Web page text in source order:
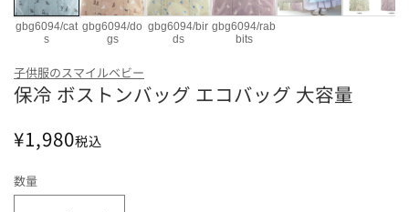
(1)
く
gbg6094/cat
s
gbg6094/do
gs
gbg6094/bir
ds
gbg6094/rab
bits
gbg6094/cats gbg6094/dogs gbg6094/
子供服のスマイルベビー
保冷 ボストンバッグ エコバッグ 大容量
通
価
格
¥1,980税込
数量